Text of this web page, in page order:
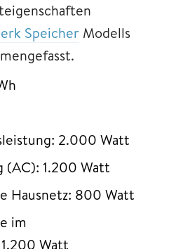
Speicher Modells
2.000 Watt
(AC): 1.200 Watt
Hausnetz: 800 Watt
im
Watt